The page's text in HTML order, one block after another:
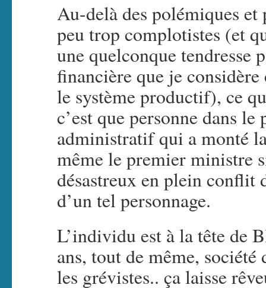
Au-delà des polémiques
peu trop complotistes (et
une quelconque tendresse
financière que je
le système productif), ce
c’est que personne dans
administratif qui a monté
même le premier ministre
désastreux en plein conflit
d’un tel personnage.
L’individu est à la tête de
ans, tout de même,
les grévistes.. ça laisse